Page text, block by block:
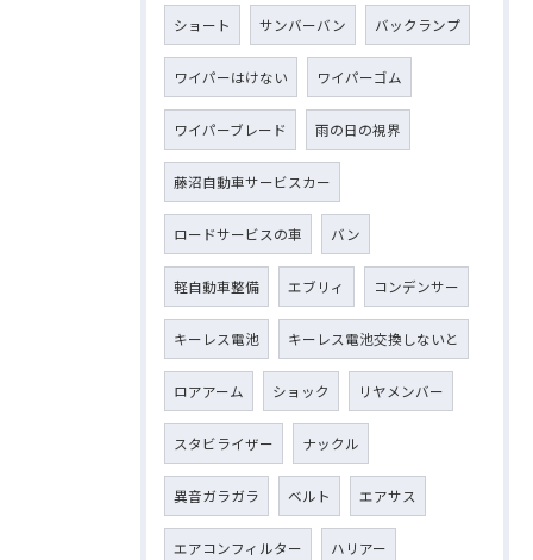
ショート サンバーバン バックランプ
ワイパーはけない ワイパーゴム
ワイパーブレード 雨の日の視界
藤沼自動車サービスカー
ロードサービスの車 バン
軽自動車整備 エブリィ コンデンサー
キーレス電池 キーレス電池交換しないと
ロアアーム ショック リヤメンバー
スタビライザー ナックル
異音ガラガラ ベルト エアサス
エアコンフィルター ハリアー